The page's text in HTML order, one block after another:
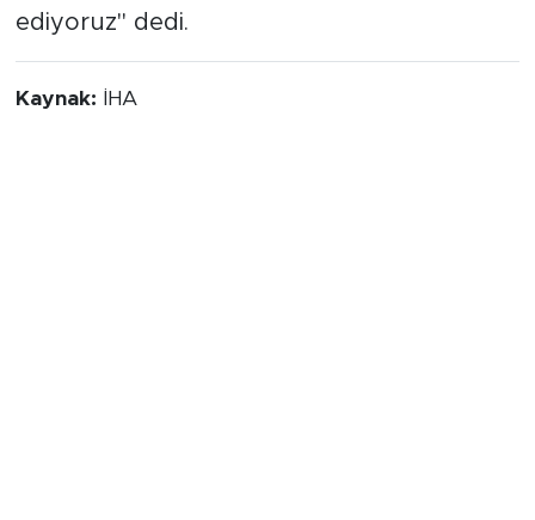
ediyoruz" dedi.
Kaynak: İHA